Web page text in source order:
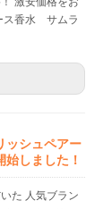
ス香水 サムラ
シュペアー
しました！
た 人気ブラン